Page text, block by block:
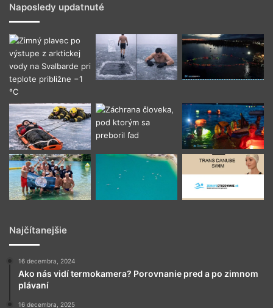
Naposledy updatnuté
Najčítanejšie
16 decembra, 2024
Ako nás vidí termokamera? Porovnanie pred a po zimnom
plávaní
16 decembra, 2025